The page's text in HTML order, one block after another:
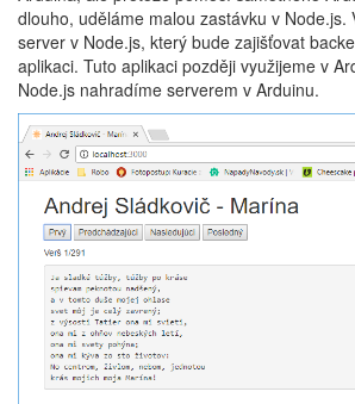
dlouho, uděláme malou zastávku v Node.js.
server v Node.js, který bude zajišťovat
aplikaci. Tuto aplikaci později využijeme v
Node.js nahradíme serverem v Arduinu.